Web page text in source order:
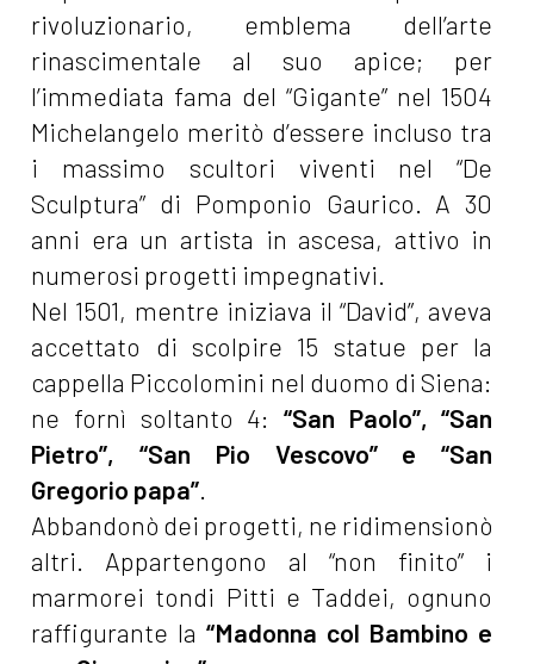
rivoluzionario, emblema dell’arte
rinascimentale al suo apice; per
l’immediata fama del “Gigante” nel 1504
Michelangelo meritò d’essere incluso tra
i massimo scultori viventi nel “De
Sculptura” di Pomponio Gaurico. A 30
anni era un artista in ascesa, attivo in
numerosi progetti impegnativi.
Nel 1501, mentre iniziava il “David”, aveva
accettato di scolpire 15 statue per la
cappella Piccolomini nel duomo di Siena:
ne fornì soltanto 4: “San Paolo”, “San
Pietro”, “San Pio Vescovo” e “San
Gregorio papa”.
Abbandonò dei progetti, ne ridimensionò
altri. Appartengono al “non finito” i
marmorei tondi Pitti e Taddei, ognuno
raffigurante la “Madonna col Bambino e